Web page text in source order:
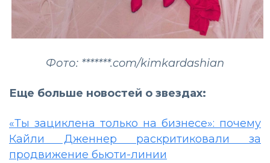
Фото: *******.com/kimkardashian
Еще больше новостей о звездах:
«Ты зациклена только на бизнесе»: почему
Кайли Дженнер раскритиковали за
продвижение бьюти-линии